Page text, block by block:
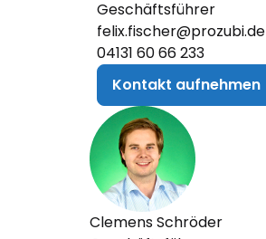
Geschäftsführer
felix.fischer@prozubi.de
04131 60 66 233
Kontakt aufnehmen
Clemens Schröder